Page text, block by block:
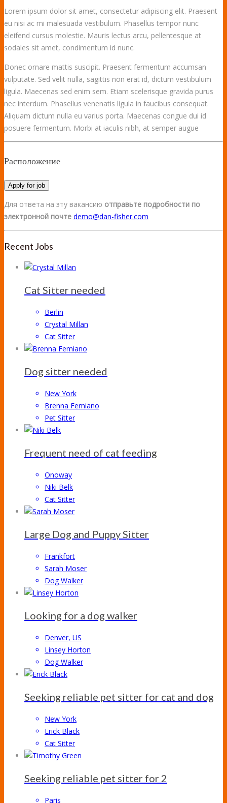
Lorem ipsum dolor sit amet, consectetur adipiscing elit. Praesent
eu nisi ac mi malesuada vestibulum. Phasellus tempor nunc
eleifend cursus molestie. Mauris lectus arcu, pellentesque at
sodales sit amet, condimentum id nunc.
Donec ornare mattis suscipit. Praesent fermentum accumsan
vulputate. Sed velit nulla, sagittis non erat id, dictum vestibulum
ligula. Maecenas sed enim sem. Etiam scelerisque gravida purus
nec interdum. Phasellus venenatis ligula in faucibus consequat.
Aliquam dictum nulla eu varius porta. Maecenas congue dui id
posuere fermentum. Morbi at iaculis nibh, at semper augue
Расположение
Apply for job
Для ответа на эту вакансию отправьте подробности по
электронной почте demo@dan-fisher.com
Recent Jobs
Cat Sitter needed
Berlin
Crystal Millan
Cat Sitter
Dog sitter needed
New York
Brenna Femiano
Pet Sitter
Frequent need of cat feeding
Onoway
Niki Belk
Cat Sitter
Large Dog and Puppy Sitter
Frankfort
Sarah Moser
Dog Walker
Looking for a dog walker
Denver, US
Linsey Horton
Dog Walker
Seeking reliable pet sitter for cat and dog
New York
Erick Black
Cat Sitter
Seeking reliable pet sitter for 2
Paris